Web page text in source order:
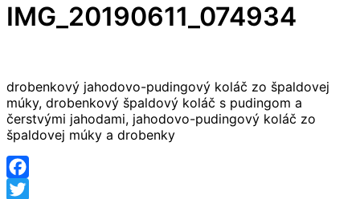
IMG_20190611_074934
drobenkový jahodovo-pudingový koláč zo špaldovej
múky, drobenkový špaldový koláč s pudingom a
čerstvými jahodami, jahodovo-pudingový koláč zo
špaldovej múky a drobenky
Facebook